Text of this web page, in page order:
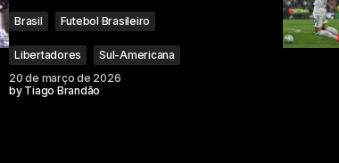
Brasil Futebol Brasileiro
Libertadores
Sul-Americana
20 de março de 2026
by Tiago Brandão